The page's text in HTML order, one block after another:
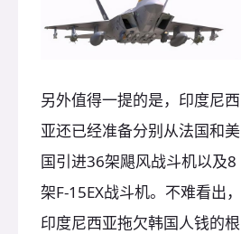
另外值得一提的是，印度尼西
亚还已经准备分别从法国和美
国引进36架飓风战斗机以及8
架F-15EX战斗机。不难看出，
印度尼西亚拖欠韩国人钱的根